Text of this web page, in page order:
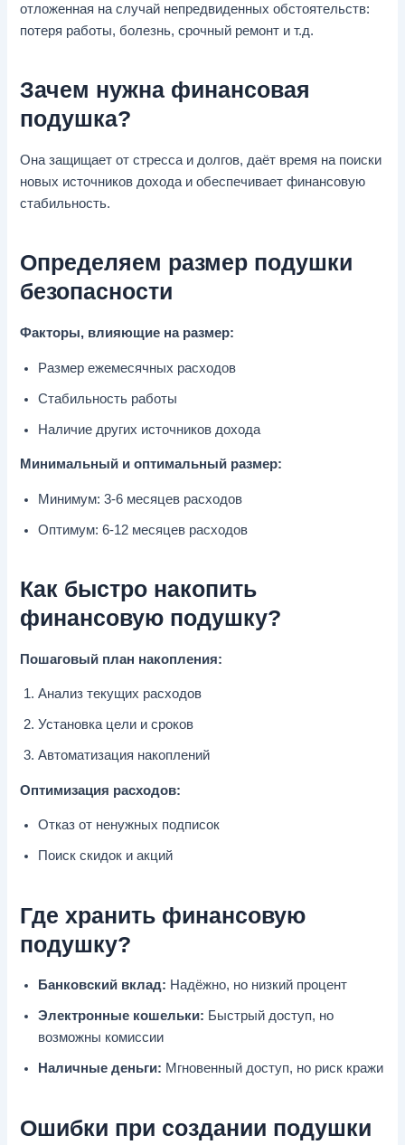
отложенная на случай непредвиденных обстоятельств:
потеря работы, болезнь, срочный ремонт и т.д.
Зачем нужна финансовая
подушка?
Она защищает от стресса и долгов, даёт время на поиски
новых источников дохода и обеспечивает финансовую
стабильность.
Определяем размер подушки
безопасности
Факторы, влияющие на размер:
Размер ежемесячных расходов
Стабильность работы
Наличие других источников дохода
Минимальный и оптимальный размер:
Минимум: 3-6 месяцев расходов
Оптимум: 6-12 месяцев расходов
Как быстро накопить
финансовую подушку?
Пошаговый план накопления:
Анализ текущих расходов
Установка цели и сроков
Автоматизация накоплений
Оптимизация расходов:
Отказ от ненужных подписок
Поиск скидок и акций
Где хранить финансовую
подушку?
Банковский вклад: Надёжно, но низкий процент
Электронные кошельки: Быстрый доступ, но
возможны комиссии
Наличные деньги: Мгновенный доступ, но риск кражи
Ошибки при создании подушки